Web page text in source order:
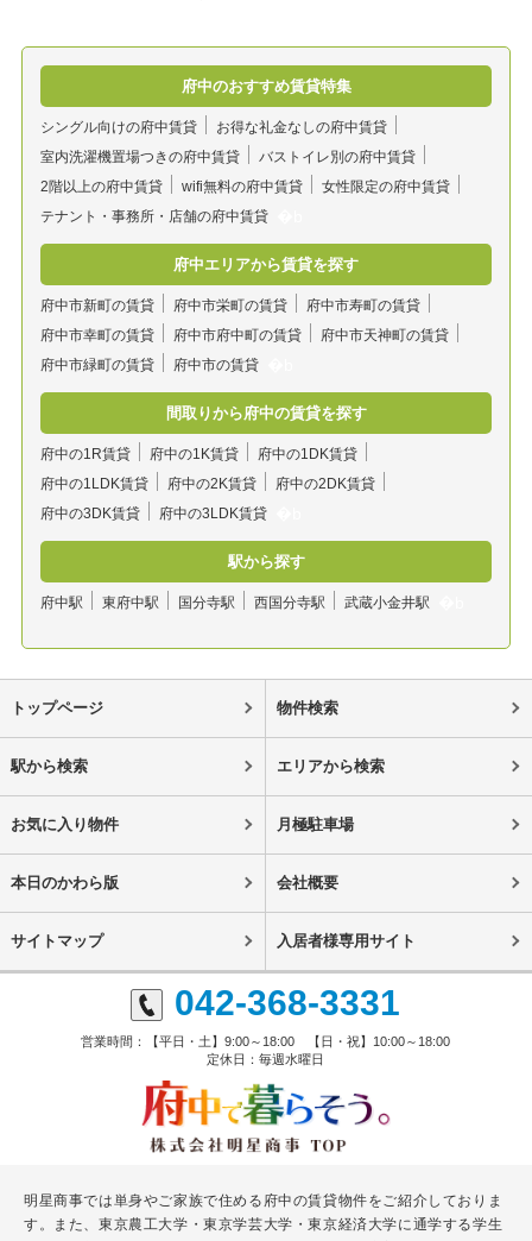
府中のおすすめ賃貸特集
シングル向けの府中賃貸
お得な礼金なしの府中賃貸
室内洗濯機置場つきの府中賃貸
バストイレ別の府中賃貸
2階以上の府中賃貸
wifi無料の府中賃貸
女性限定の府中賃貸
テナント・事務所・店舗の府中賃貸
府中エリアから賃貸を探す
府中市新町の賃貸 府中市栄町の賃貸
府中市寿町の賃貸
府中市幸町の賃貸
府中市府中町の賃貸
府中市天神町の賃貸
府中市緑町の賃貸
府中市の賃貸
間取りから府中の賃貸を探す
府中の1R賃貸 府中の1K賃貸
府中の1DK賃貸
府中の1LDK賃貸
府中の2K賃貸
府中の2DK賃貸
府中の3DK賃貸
府中の3LDK賃貸
駅から探す
府中駅 東府中駅 国分寺駅 西国分寺駅 武蔵小金井駅
トップページ 物件検索
駅から検索 エリアから検索
お気に入り物件 月極駐車場
本日のかわら版 会社概要
サイトマップ 入居者様専用サイト
042-368-3331
営業時間：【平日・土】9:00～18:00 【日・祝】10:00～18:00
定休日：毎週水曜日
明星商事では単身やご家族で住める府中の賃貸物件をご紹介しておりま
す。また、東京農工大学・東京学芸大学・東京経済大学に通学する学生